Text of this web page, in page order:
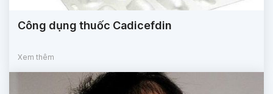
Công dụng thuốc Cadicefdin
Xem thêm